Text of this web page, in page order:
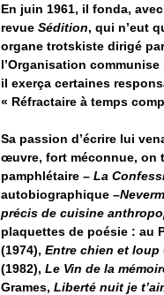
En juin 1961, il fonda,
revue Sédition, qui n’eut
organe trotskiste dirigé
l’Organisation
il exerça certaines
« Réfractaire à temps
Sa passion d’écrire lui
œuvre, fort méconnue, on
pamphlétaire – La
autobiographique –
précis de cuisine
plaquettes de poésie : au
(1974), Entre chien et loup
(1982), Le Vin de la
Grames, Liberté nuit je